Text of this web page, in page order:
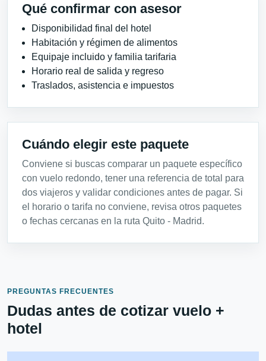
Qué confirmar con asesor
Disponibilidad final del hotel
Habitación y régimen de alimentos
Equipaje incluido y familia tarifaria
Horario real de salida y regreso
Traslados, asistencia e impuestos
Cuándo elegir este paquete
Conviene si buscas comparar un paquete específico
con vuelo redondo, tener una referencia de total para
dos viajeros y validar condiciones antes de pagar. Si
el horario o tarifa no conviene, revisa otros paquetes
o fechas cercanas en la ruta Quito - Madrid.
PREGUNTAS FRECUENTES
Dudas antes de cotizar vuelo +
hotel